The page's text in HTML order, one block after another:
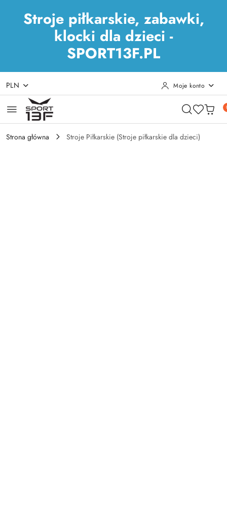
Stroje piłkarskie, zabawki,
klocki dla dzieci -
SPORT13F.PL
Przejdź do treści głównej
Przejdź do wyszukiwarki
Przejdź do moje konto
Przejdź do menu głównego
Przejdź do opisu produktu
Przejdź do stopki
PLN Moje konto
Strona główna Stroje Piłkarskie (Stroje piłkarskie dla dzieci)